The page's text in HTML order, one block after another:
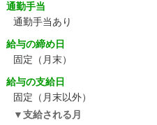
通勤手当
通勤手当あり
給与の締め日
固定（月末）
給与の支給日
固定（月末以外）
支給される月